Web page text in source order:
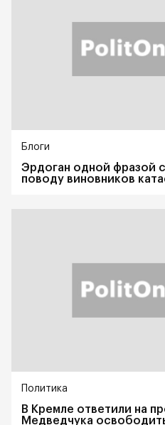
Блоги
Эрдоган одной фразой
поводу виновников
Политика
В Кремле ответили на
Медведчука